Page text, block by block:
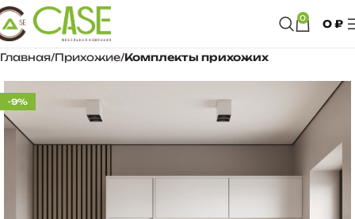
0 0₽
Главная Прихожие Комплекты прихожих
-9%